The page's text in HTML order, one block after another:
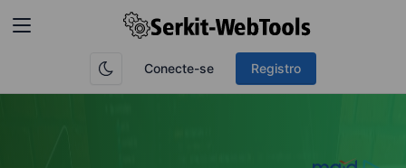
Conecte-se Registro